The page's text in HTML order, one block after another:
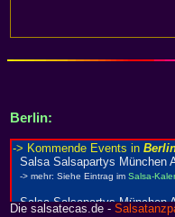
Berlin:
Die salsatecas.de -